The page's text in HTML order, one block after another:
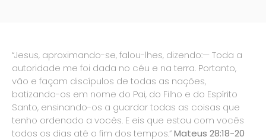
“Jesus, aproximando-se, falou-lhes, dizendo:— Toda a
autoridade me foi dada no céu e na terra. Portanto,
vão e façam discípulos de todas as nações,
batizando-os em nome do Pai, do Filho e do Espírito
Santo, ensinando-os a guardar todas as coisas que
tenho ordenado a vocês. E eis que estou com vocês
todos os dias até o fim dos tempos.”Mateus 28:18-20